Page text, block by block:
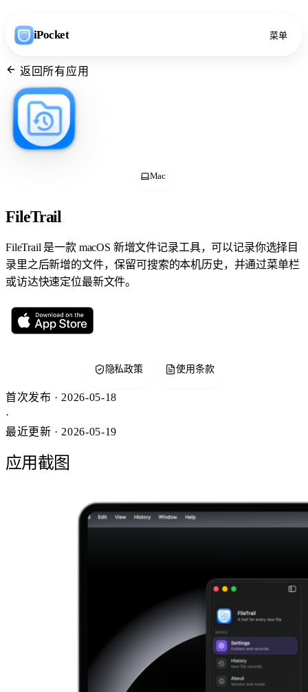
iPocket 菜单
返回所有应用
Mac
FileTrail
FileTrail 是一款 macOS 新增文件记录工具，可以记录你选择目
录里之后新增的文件，保留可搜索的本机历史，并通过菜单栏
或访达快速定位最新文件。
隐私政策 使用条款
首次发布 · 2026-05-18
·
最近更新 · 2026-05-19
应用截图